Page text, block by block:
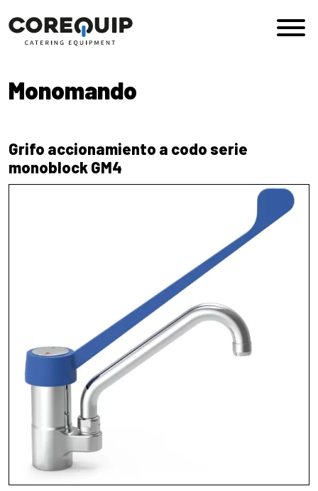
Navegación principal
Monomando
Grifo accionamiento a codo serie
monoblock GM4